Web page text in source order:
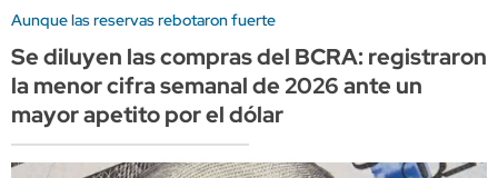
Aunque las reservas rebotaron fuerte
Se diluyen las compras del BCRA: registraron
la menor cifra semanal de 2026 ante un
mayor apetito por el dólar